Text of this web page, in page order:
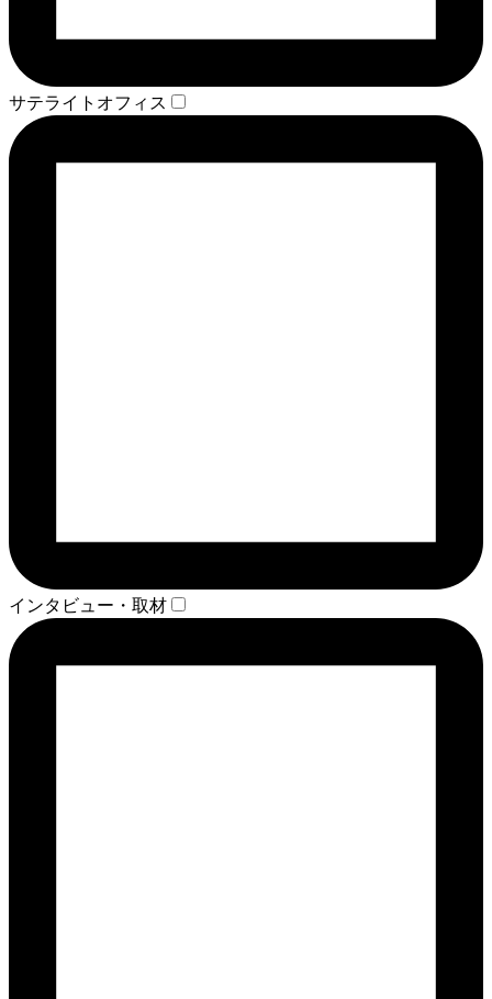
サテライトオフィス
インタビュー・取材